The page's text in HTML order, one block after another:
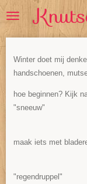
Ga
naar
Winter doet mij
handschoenen,
hoe beginnen? Kijk
"sneeuw"
waaien
maak iets met
regent
"regendruppel"